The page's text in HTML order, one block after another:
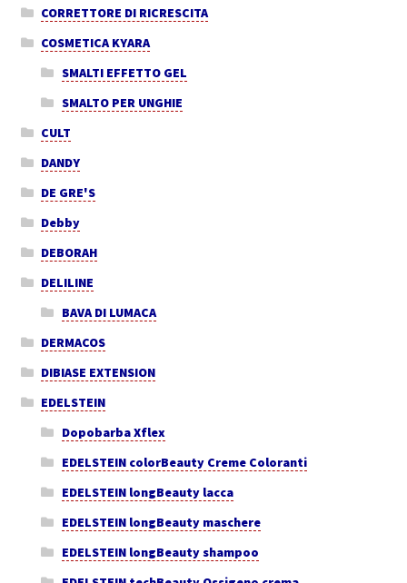
CORRETTORE DI RICRESCITA
COSMETICA KYARA
SMALTI EFFETTO GEL
SMALTO PER UNGHIE
CULT
DANDY
DE GRE'S
Debby
DEBORAH
DELILINE
BAVA DI LUMACA
DERMACOS
DIBIASE EXTENSION
EDELSTEIN
Dopobarba Xflex
EDELSTEIN colorBeauty Creme Coloranti
EDELSTEIN longBeauty lacca
EDELSTEIN longBeauty maschere
EDELSTEIN longBeauty shampoo